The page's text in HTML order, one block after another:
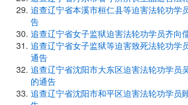
追查辽宁省本溪市桓仁县等迫害法轮功学
告
追查辽宁省女子监狱迫害法轮功学员齐向
追查辽宁省女子监狱等迫害致死法轮功学
通告
追查辽宁省沈阳市大东区迫害法轮功学员
的通告
追查辽宁省沈阳市和平区迫害法轮功学员